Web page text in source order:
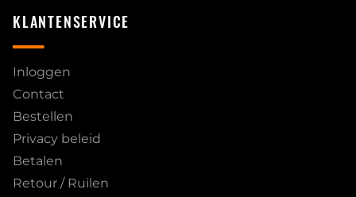
KLANTENSERVICE
Inloggen
Contact
Bestellen
Privacy beleid
Betalen
Retour / Ruilen